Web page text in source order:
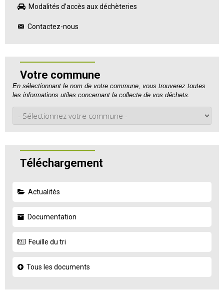
Modalités d’accès aux déchèteries
Contactez-nous
Votre commune
En sélectionnant le nom de votre commune, vous trouverez toutes
les informations utiles concernant la collecte de vos déchets.
Téléchargement
Actualités
Documentation
Feuille du tri
Tous les documents